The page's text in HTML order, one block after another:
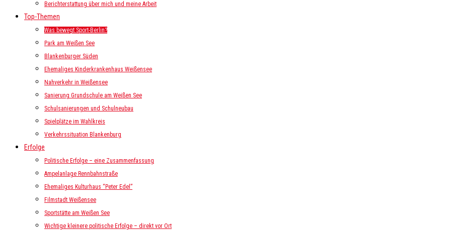
Berichterstattung über mich und meine Arbeit
Top-Themen
Was bewegt Sport-Berlin?
Park am Weißen See
Blankenburger Süden
Ehemaliges Kinderkrankenhaus Weißensee
Nahverkehr in Weißensee
Sanierung Grundschule am Weißen See
Schulsanierungen und Schulneubau
Spielplätze im Wahlkreis
Verkehrssituation Blankenburg
Erfolge
Politische Erfolge – eine Zusammenfassung
Ampelanlage Rennbahnstraße
Ehemaliges Kulturhaus “Peter Edel”
Filmstadt Weißensee
Sportstätte am Weißen See
Wichtige kleinere politische Erfolge – direkt vor Ort